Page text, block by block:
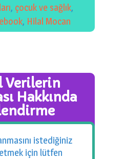
, çocuk ve sağlık,
, Hilal Mocan
Verilerin
Hakkında
istediğiniz
için lütfen